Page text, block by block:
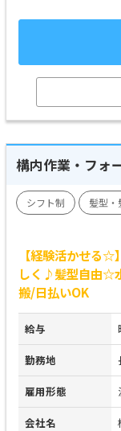
構内作業・フォ
シフト制 髪型・
【経験活かせる
しく♪髪型自由☆
搬/日払いOK
給与
勤務地
雇用形態
会社名